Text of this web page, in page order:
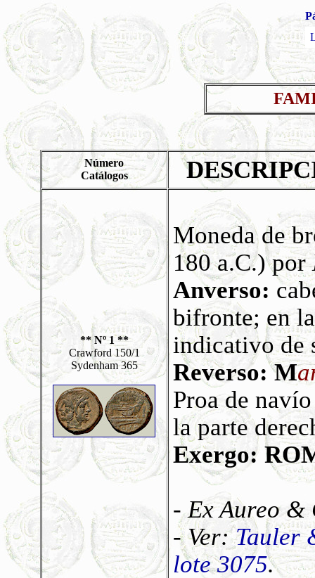
Número
Catálogos
** Nº 1 **
Crawford 150/1
Sydenham 365
Moneda de
180 a.C.) por
Anverso:
bifronte; en
indicativo de
Reverso: M
Proa de
la parte
Exergo:
- Ex Aureo &
- Ver:Tauler
lote 3075.